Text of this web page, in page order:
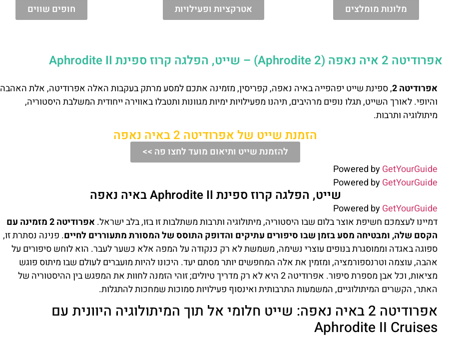
מלונות מומלצים אטרקציות ופעילויות חופים שווים
אפרודיטה 2 איה נאפה (Aphrodite 2) – שייט, הפלגה קרוז ספינת Aphrodite II
אפרודיטה 2 , ספינת שייט יפהפייה באיה נאפה, קפריסין, מזמינה אתכם למסע מרתק בעקבות האלה אפרודיטה, אלת האהבה
והיופי. לאורך השייט, תגלו נופים מרהיבים, תיהנו מפעילויות ימיות מגוונות ותטבלו באווירה ייחודית המשלבת היסטוריה,
מיתולוגיה ותרבות.
הזמנת שייט של אפרודיטה 2 באיה נאפה
להזמנת שייט ותיאום מועד לחצו פה >>
Powered byGetYourGuide
Powered byGetYourGuide
שייט, הפלגה קרוז ספינת Aphrodite II באיה נאפה
Powered byGetYourGuide
דמיינו לעצמכם חשיפת אוצר בלום שבו היסטוריה, מיתולוגיה ותרבות משתלבות זו בזו, בלב ישראל.
אפרודיטה 2 מזמינה עם
הקסם שלה, ומבטיחה מסע בזמן שבו סיפורים עתיקים והדופק התוסס של המסורת מתעוררים לחיים. פנינה נסתרת זו,
ספוגה באגדה וממוסגרת בנופים עוצרי נשימה, משמשת לא רק כנקודה על המפה אלא כשער לעבר. הוא לוחש סיפורים על
אהבה, עוצמה וטרנספורמציה, ומזמין את אלה המחפשים יותר מסתם יעד. היכונו להיות מועברים לעולם שבו מיתוס פוגש
מציאות, וכל אבן מספרת סיפור. אפרודיטה 2 היא לא רק מדריך טיולים; זוהי הזמנה לחוות את המפגש בין ההיסטוריה של
האתר, הקשרים המיתולוגיים, המשמעות התרבותית ואינסוף פעילויות סמוכות שמחכות להתגלות.
אפרודיטה 2 באיה נאפה: שייט חלומי אל תוך המיתולוגיה היוונית עם
Aphrodite II Cruises